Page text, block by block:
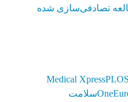
تصادفی‌سازی شده
Medical XpressPLOS
Oneسلامت